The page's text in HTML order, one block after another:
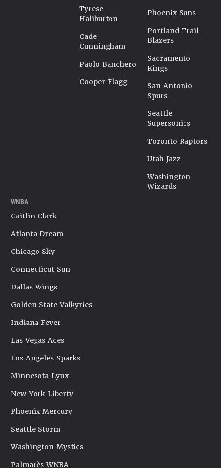
Tyrese
Haliburton
Cade
Cunningham
Paolo Banchero
Cooper Flagg
Phoenix Suns
Portland Trail
Blazers
Sacramento
Kings
San Antonio
Spurs
Seattle
Supersonics
Toronto Raptors
Utah Jazz
Washington
Wizards
WNBA
Caitlin Clark
Atlanta Dream
Chicago Sky
Connecticut Sun
Dallas Wings
Golden State Valkyries
Indiana Fever
Las Vegas Aces
Los Angeles Sparks
Minnesota Lynx
New York Liberty
Phoenix Mercury
Seattle Storm
Washington Mystics
Palmarès WNBA